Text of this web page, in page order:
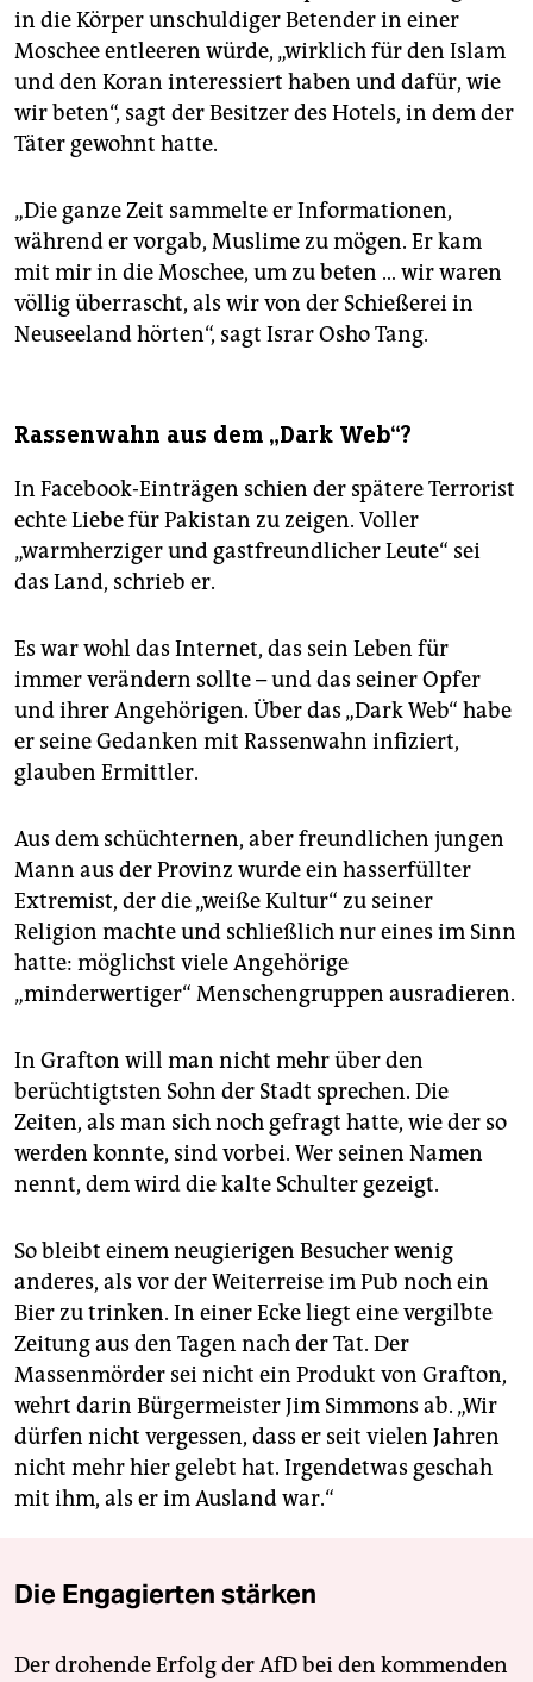
in die Körper unschuldiger Betender in einer
Moschee entleeren würde, „wirklich für den Islam
und den Koran interessiert haben und dafür, wie
wir beten“, sagt der Besitzer des Hotels, in dem der
Täter gewohnt hatte.
„Die ganze Zeit sammelte er Informationen,
während er vorgab, Muslime zu mögen. Er kam
mit mir in die Moschee, um zu beten … wir waren
völlig überrascht, als wir von der Schießerei in
Neuseeland hörten“, sagt Israr Osho Tang.
Rassenwahn aus dem „Dark Web“?
In Facebook-Einträgen schien der spätere Terrorist
echte Liebe für Pakistan zu zeigen. Voller
„warmherziger und gastfreundlicher Leute“ sei
das Land, schrieb er.
Es war wohl das Internet, das sein Leben für
immer verändern sollte – und das seiner Opfer
und ihrer Angehörigen. Über das „Dark Web“ habe
er seine Gedanken mit Rassenwahn infiziert,
glauben Ermittler.
Aus dem schüchternen, aber freundlichen jungen
Mann aus der Provinz wurde ein hasserfüllter
Extremist, der die „weiße Kultur“ zu seiner
Religion machte und schließlich nur eines im Sinn
hatte: möglichst viele Angehörige
„minderwertiger“ Menschengruppen ausradieren.
In Grafton will man nicht mehr über den
berüchtigtsten Sohn der Stadt sprechen. Die
Zeiten, als man sich noch gefragt hatte, wie der so
werden konnte, sind vorbei. Wer seinen Namen
nennt, dem wird die kalte Schulter gezeigt.
So bleibt einem neugierigen Besucher wenig
anderes, als vor der Weiterreise im Pub noch ein
Bier zu trinken. In einer Ecke liegt eine vergilbte
Zeitung aus den Tagen nach der Tat. Der
Massenmörder sei nicht ein Produkt von Grafton,
wehrt darin Bürgermeister Jim Simmons ab. „Wir
dürfen nicht vergessen, dass er seit vielen Jahren
nicht mehr hier gelebt hat. Irgendetwas geschah
mit ihm, als er im Ausland war.“
Die Engagierten stärken
Der drohende Erfolg der AfD bei den kommenden